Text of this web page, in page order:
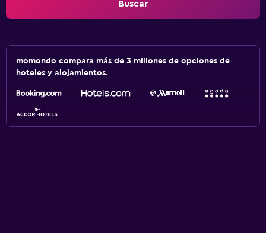
Buscar
momondo compara más de 3 millones de opciones de
hoteles y alojamientos.